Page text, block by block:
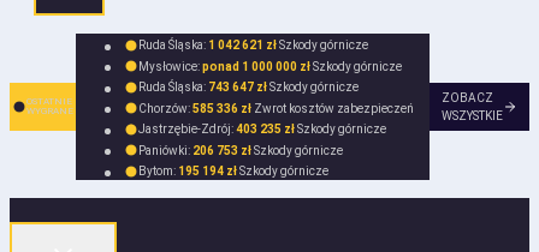
OSTATNIE
WYGRANE
Ruda Śląska: 1 042 621 złSzkody górnicze
Mysłowice:ponad 1 000 000 złSzkody górnicze
Ruda Śląska: 743 647 złSzkody górnicze
Chorzów:585 336 zł Zwrot kosztów zabezpieczeń
Jastrzębie-Zdrój:403 235 złSzkody górnicze
Paniówki: 206 753 złSzkody górnicze
Bytom: 195 194 złSzkody górnicze
ZOBACZ
WSZYSTKIE